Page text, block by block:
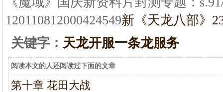
120110812000424549新《天龙八部》
关键字： 天龙开服一条龙服务
阅读本文的人还阅读过下面的文章
第十章 花田大战